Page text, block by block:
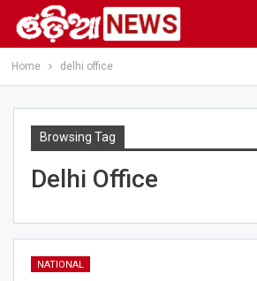
Home delhi office
Browsing Tag
Delhi Office
NATIONAL